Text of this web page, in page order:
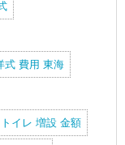
式 費用 東海
トイレ 増設 金額